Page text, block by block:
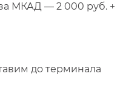
МКАД — 2 000 руб. +
до терминала